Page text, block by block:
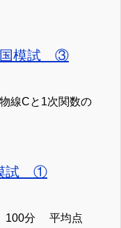
国模試 ③
線Cと1次関数の
試 ①
分 平均点